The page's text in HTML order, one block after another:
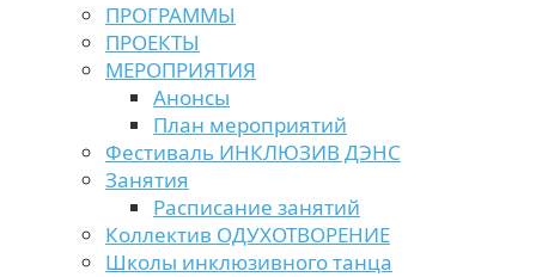
ПРОГРАММЫ
ПРОЕКТЫ
МЕРОПРИЯТИЯ
Анонсы
План мероприятий
Фестиваль ИНКЛЮЗИВ ДЭНС
Занятия
Расписание занятий
Коллектив ОДУХОТВОРЕНИЕ
Школы инклюзивного танца